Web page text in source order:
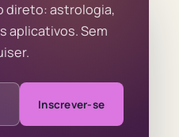
direto: astrologia,
aplicativos. Sem
Inscrever-se